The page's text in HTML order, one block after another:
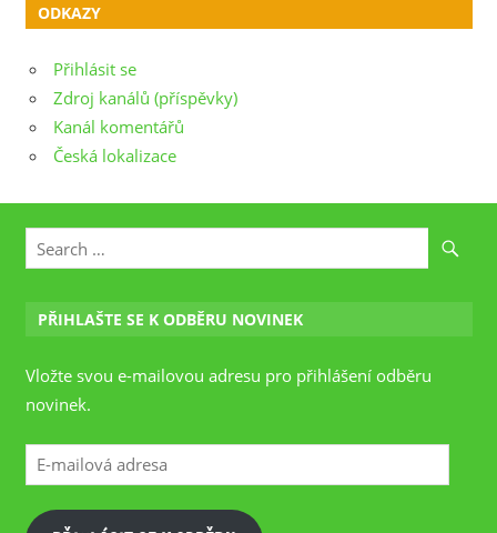
ODKAZY
Přihlásit se
Zdroj kanálů (příspěvky)
Kanál komentářů
Česká lokalizace
PŘIHLAŠTE SE K ODBĚRU NOVINEK
Vložte svou e-mailovou adresu pro přihlášení odběru
novinek.
E-
mailová
adresa